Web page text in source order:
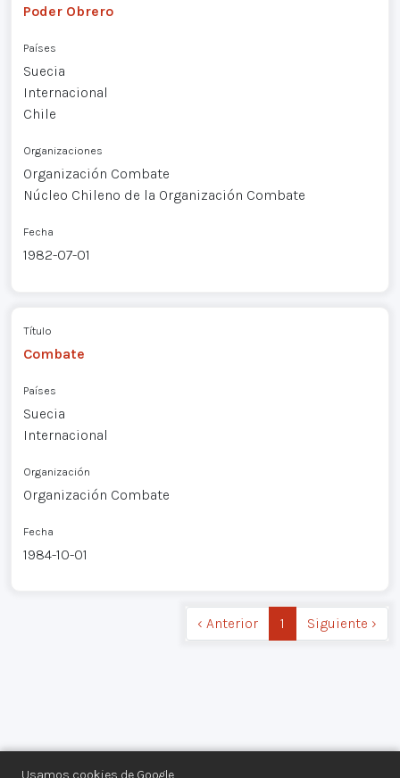
Usamos cookies de Google
Poder Obrero
Países
Suecia
Internacional
Chile
Organizaciones
Organización Combate
Núcleo Chileno de la Organización Combate
Fecha
1982-07-01
Título
Combate
Países
Suecia
Internacional
Organización
Organización Combate
Fecha
1984-10-01
‹ Anterior 1 Siguiente ›